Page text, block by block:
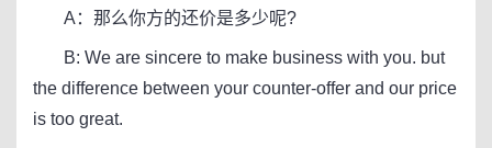
A：那么你方的还价是多少呢?
B: We are sincere to make business with you. but
the difference between your counter-offer and our price
is too great.